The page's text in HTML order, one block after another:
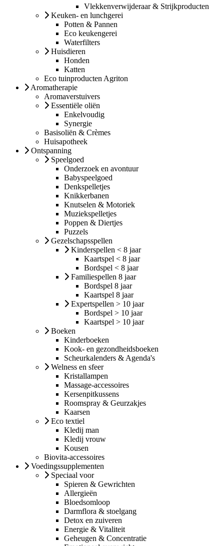
Vlekkenverwijderaar & Strijkproducten
Keuken- en lunchgerei
Potten & Pannen
Eco keukengerei
Waterfilters
Huisdieren
Honden
Katten
Eco tuinproducten Agriton
Aromatherapie
Aromaverstuivers
Essentiële oliën
Enkelvoudig
Synergie
Basisoliën & Crèmes
Huisapotheek
Ontspanning
Speelgoed
Onderzoek en avontuur
Babyspeelgoed
Denkspelletjes
Knikkerbanen
Knutselen & Motoriek
Muziekspelletjes
Poppen & Diertjes
Puzzels
Gezelschapsspellen
Kinderspellen < 8 jaar
Kaartspel < 8 jaar
Bordspel < 8 jaar
Familiespellen 8 jaar
Bordspel 8 jaar
Kaartspel 8 jaar
Expertspellen > 10 jaar
Bordspel > 10 jaar
Kaartspel > 10 jaar
Boeken
Kinderboeken
Kook- en gezondheidsboeken
Scheurkalenders & Agenda's
Welness en sfeer
Kristallampen
Massage-accessoires
Kersenpitkussens
Roomspray & Geurzakjes
Kaarsen
Eco textiel
Kledij man
Kledij vrouw
Kousen
Biovita-accessoires
Voedingssupplementen
Speciaal voor
Spieren & Gewrichten
Allergieën
Bloedsomloop
Darmflora & stoelgang
Detox en zuiveren
Energie & Vitaliteit
Geheugen & Concentratie